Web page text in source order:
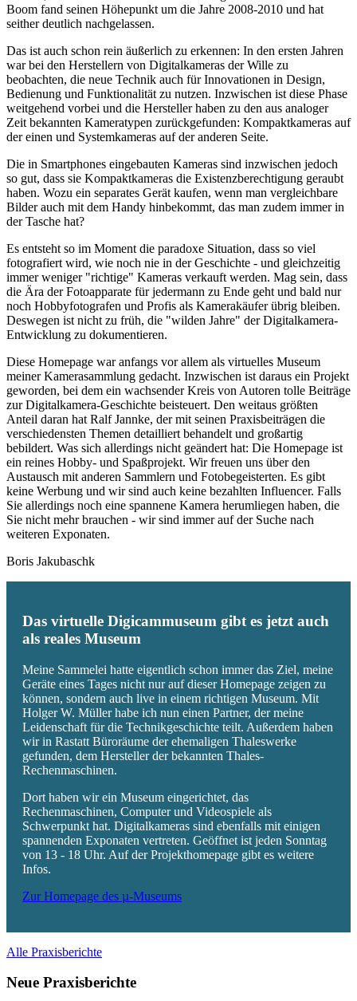
Boom fand seinen Höhepunkt um die Jahre 2008-2010 und hat
seither deutlich nachgelassen.
Das ist auch schon rein äußerlich zu erkennen: In den ersten Jahren
war bei den Herstellern von Digitalkameras der Wille zu
beobachten, die neue Technik auch für Innovationen in Design,
Bedienung und Funktionalität zu nutzen. Inzwischen ist diese Phase
weitgehend vorbei und die Hersteller haben zu den aus analoger
Zeit bekannten Kameratypen zurückgefunden: Kompaktkameras auf
der einen und Systemkameras auf der anderen Seite.
Die in Smartphones eingebauten Kameras sind inzwischen jedoch
so gut, dass sie Kompaktkameras die Existenzberechtigung geraubt
haben. Wozu ein separates Gerät kaufen, wenn man vergleichbare
Bilder auch mit dem Handy hinbekommt, das man zudem immer in
der Tasche hat?
Es entsteht so im Moment die paradoxe Situation, dass so viel
fotografiert wird, wie noch nie in der Geschichte - und gleichzeitig
immer weniger "richtige" Kameras verkauft werden. Mag sein, dass
die Ära der Fotoapparate für jedermann zu Ende geht und bald nur
noch Hobbyfotografen und Profis als Kamerakäufer übrig bleiben.
Deswegen ist nicht zu früh, die "wilden Jahre" der Digitalkamera-
Entwicklung zu dokumentieren.
Diese Homepage war anfangs vor allem als virtuelles Museum
meiner Kamerasammlung gedacht. Inzwischen ist daraus ein Projekt
geworden, bei dem ein wachsender Kreis von Autoren tolle Beiträge
zur Digitalkamera-Geschichte beisteuert. Den weitaus größten
Anteil daran hat Ralf Jannke, der mit seinen Praxisbeiträgen die
verschiedensten Themen detailliert behandelt und großartig
bebildert. Was sich allerdings nicht geändert hat: Die Homepage ist
ein reines Hobby- und Spaßprojekt. Wir freuen uns über den
Austausch mit anderen Sammlern und Fotobegeisterten. Es gibt
keine Werbung und wir sind auch keine bezahlten Influencer. Falls
Sie allerdings noch eine spannene Kamera herumliegen haben, die
Sie nicht mehr brauchen - wir sind immer auf der Suche nach
weiteren Exponaten.
Boris Jakubaschk
Das virtuelle Digicammuseum gibt es jetzt auch
als reales Museum
Meine Sammelei hatte eigentlich schon immer das Ziel, meine
Geräte eines Tages nicht nur auf dieser Homepage zeigen zu
können, sondern auch live in einem richtigen Museum. Mit
Holger W. Müller habe ich nun einen Partner, der meine
Leidenschaft für die Technikgeschichte teilt. Außerdem haben
wir in Rastatt Büroräume der ehemaligen Thaleswerke
gefunden, dem Hersteller der bekannten Thales-
Rechenmaschinen.
Dort haben wir ein Museum eingerichtet, das
Rechenmaschinen, Computer und Videospiele als
Schwerpunkt hat. Digitalkameras sind ebenfalls mit einigen
spannenden Exponaten vertreten. Geöffnet ist jeden Sonntag
von 13 - 18 Uhr. Auf der Projekthomepage gibt es weitere
Infos.
Zur Homepage des µ-Museums
Alle Praxisberichte
Neue Praxisberichte